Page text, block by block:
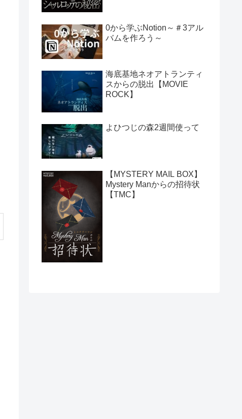
0から学ぶNotion～＃3アル
バムを作ろう～
海底基地ネオアトランティ
スからの脱出【MOVIE
ROCK】
よひつじの森2週間使って
【MYSTERY MAIL BOX】
Mystery Manからの招待状
【TMC】